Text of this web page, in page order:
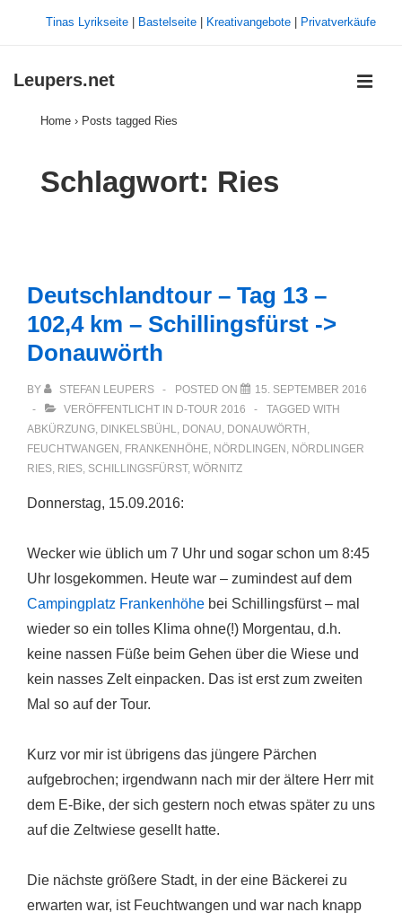
Tinas Lyrikseite Bastelseite Kreativangebote Privatverkäufe
Leupers.net
MainHome › Posts tagged Ries
Schlagwort: Ries
Deutschlandtour – Tag 13 –
102,4 km – Schillingsfürst ->
Donauwörth
BY STEFAN LEUPERS POSTED ON
15. SEPTEMBER 2016
VERÖFFENTLICHT IN D-TOUR 2016
TAGGED WITH
ABKÜRZUNG, DINKELSBÜHL, DONAU, DONAUWÖRTH ,
FEUCHTWANGEN , FRANKENHÖHE, NÖRDLINGEN , NÖRDLINGER
RIES, RIES, SCHILLINGSFÜRST, WÖRNITZ
Donnerstag, 15.09.2016:
Wecker wie üblich um 7 Uhr und sogar schon um 8:45
Uhr losgekommen. Heute war – zumindest auf dem
Campingplatz Frankenhöhe bei Schillingsfürst – mal
wieder so ein tolles Klima ohne(!) Morgentau, d.h.
keine nassen Füße beim Gehen über die Wiese und
kein nasses Zelt einpacken. Das ist erst zum zweiten
Mal so auf der Tour.
Kurz vor mir ist übrigens das jüngere Pärchen
aufgebrochen; irgendwann nach mir der ältere Herr mit
dem E-Bike, der sich gestern noch etwas später zu uns
auf die Zeltwiese gesellt hatte.
Die nächste größere Stadt, in der eine Bäckerei zu
erwarten war, ist Feuchtwangen und war nach knapp